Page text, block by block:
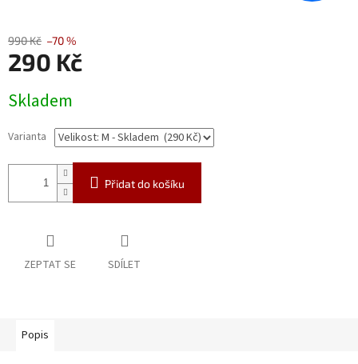
990 Kč –70 %
290 Kč
cena:
Skladem
Varianta
Přidat do košíku
ZEPTAT SE SDÍLET
Popis